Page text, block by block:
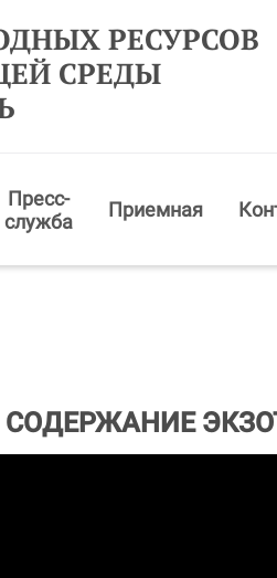
РЕСУРСОВ
СРЕДЫ
Пресс-
служба
Приемная
СОДЕРЖАНИЕ